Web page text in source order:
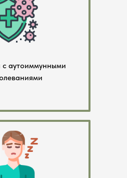
аутоиммунными